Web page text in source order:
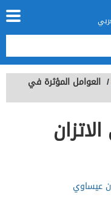
/ العوامل المؤثرة في
عيساوي